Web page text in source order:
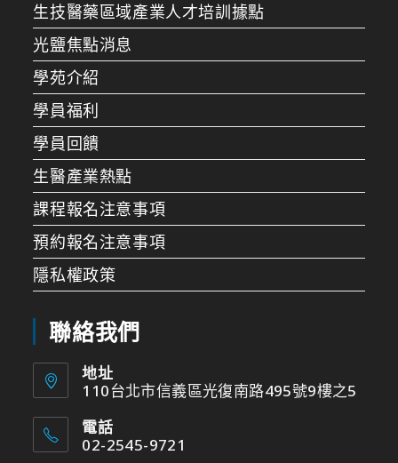
生技醫藥區域產業人才培訓據點
光鹽焦點消息
學苑介紹
學員福利
學員回饋
生醫產業熱點
課程報名注意事項
預約報名注意事項
隱私權政策
聯絡我們
地址
110台北市信義區光復南路495號9樓之5
電話
02-2545-9721